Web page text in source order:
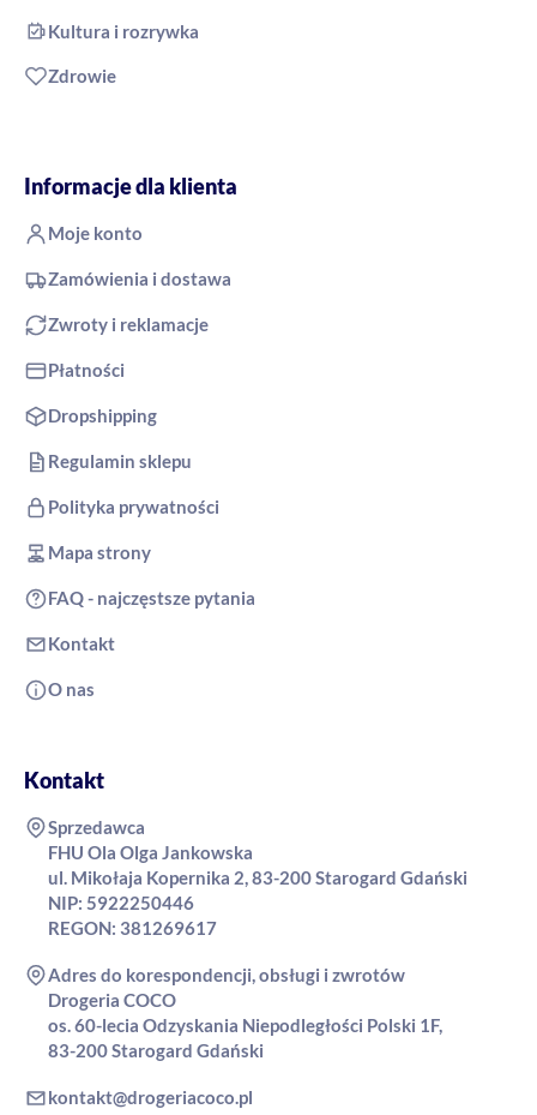
Kultura i rozrywka
Zdrowie
Informacje dla klienta
Moje konto
Zamówienia i dostawa
Zwroty i reklamacje
Płatności
Dropshipping
Regulamin sklepu
Polityka prywatności
Mapa strony
FAQ - najczęstsze pytania
Kontakt
O nas
Kontakt
Sprzedawca
FHU Ola Olga Jankowska
ul. Mikołaja Kopernika 2, 83-200 Starogard Gdański
NIP: 5922250446
REGON: 381269617
Adres do korespondencji, obsługi i zwrotów
Drogeria COCO
os. 60-lecia Odzyskania Niepodległości Polski 1F,
83-200 Starogard Gdański
kontakt@drogeriacoco.pl